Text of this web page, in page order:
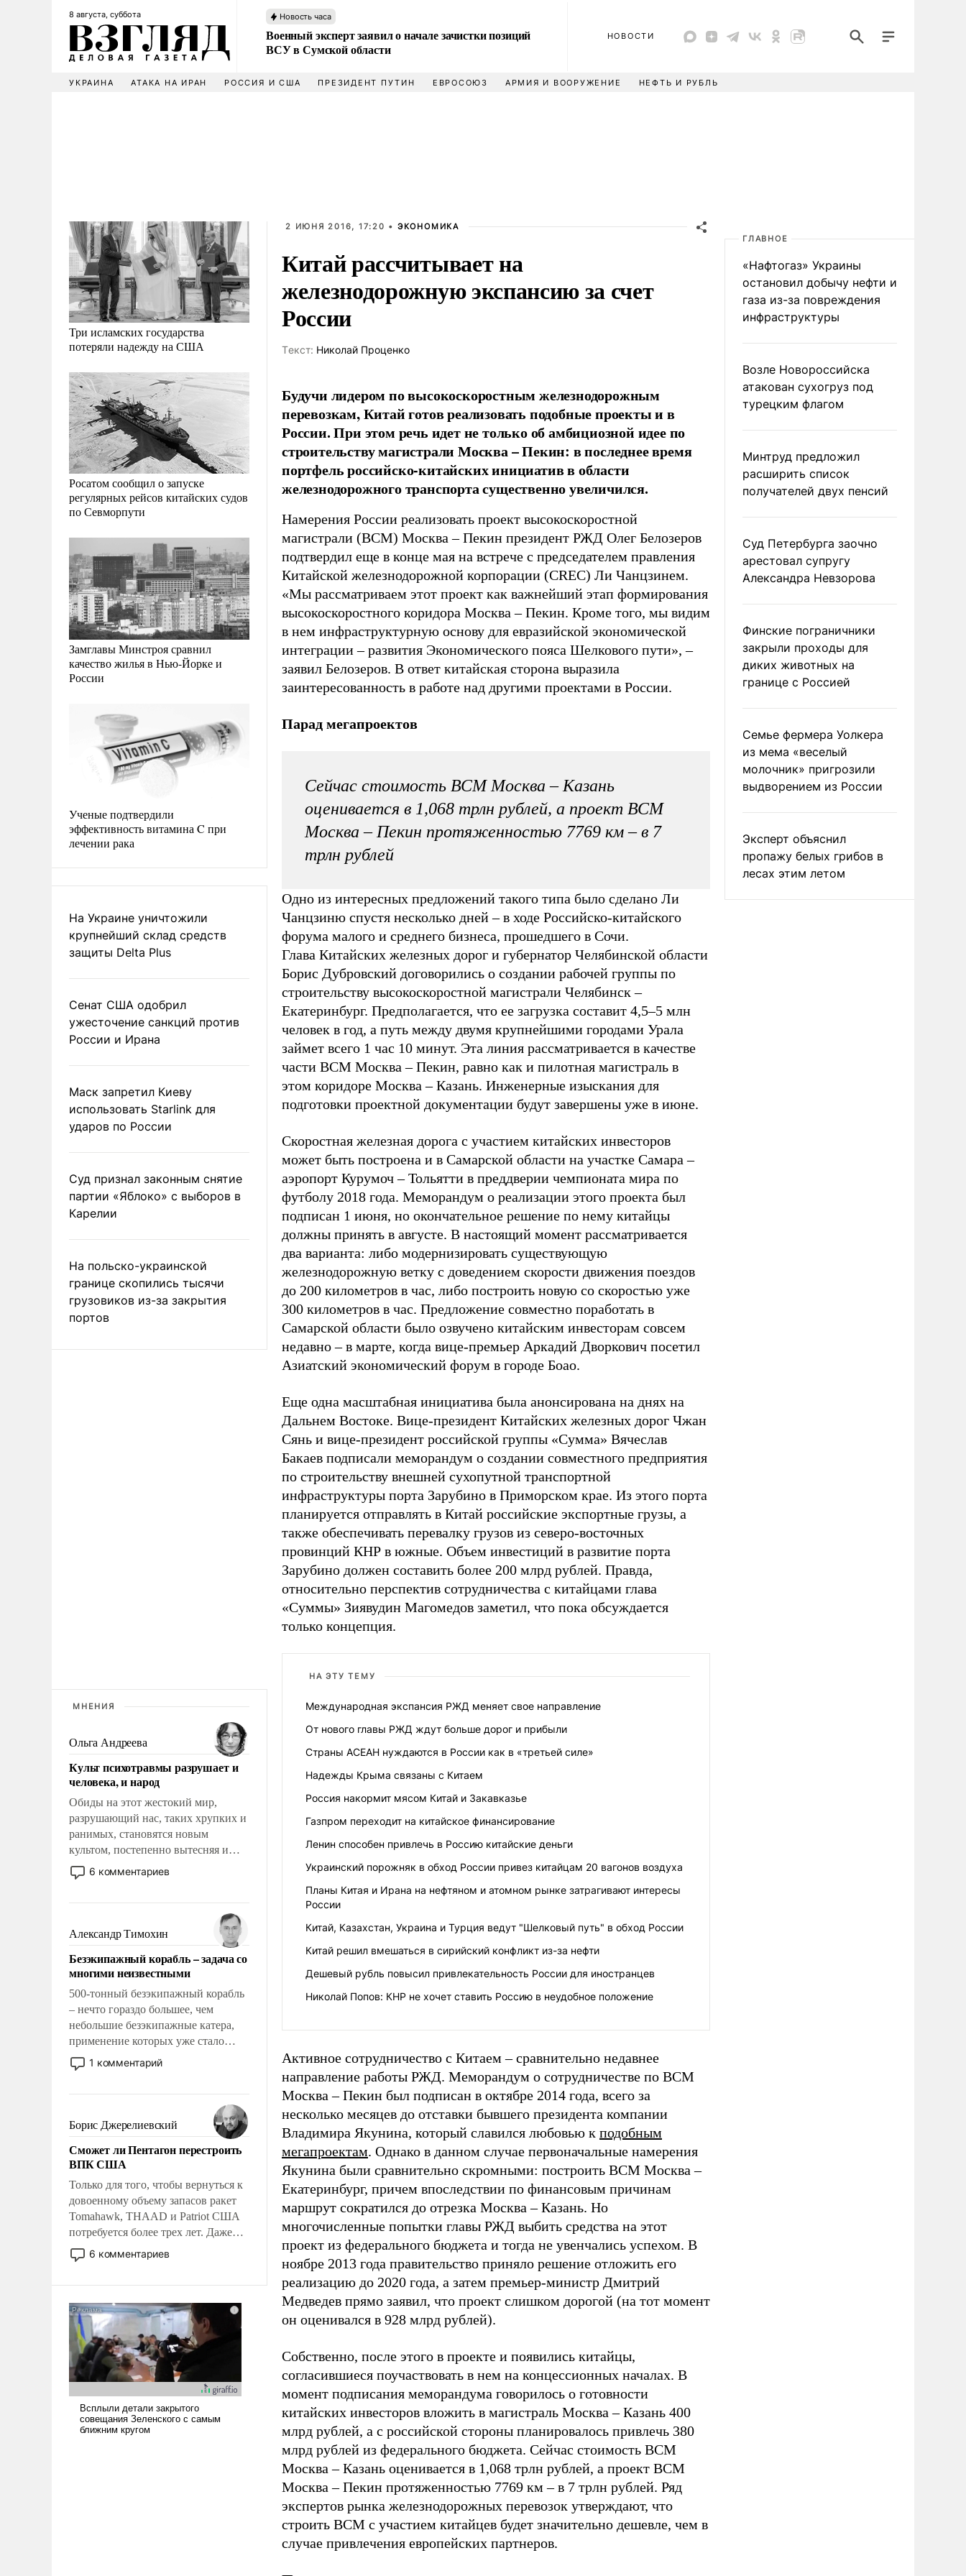
8 августа, суббота Новость часа
Военный эксперт заявил о начале зачистки позиций
ВСУ в Сумской области
НОВОСТИ
УКРАИНА АТАКА НА ИРАН РОССИЯ И США ПРЕЗИДЕНТ ПУТИН ЕВРОСОЮЗ АРМИЯ И ВООРУЖЕНИЕ НЕФТЬ И РУБЛЬ
Три исламских государства
потеряли надежду на США
Росатом сообщил о запуске
регулярных рейсов китайских судов
по Севморпути
Замглавы Минстроя сравнил
качество жилья в Нью-Йорке и
России
Ученые подтвердили
эффективность витамина C при
лечении рака
На Украине уничтожили
крупнейший склад средств
защиты Delta Plus
Сенат США одобрил
ужесточение санкций против
России и Ирана
Маск запретил Киеву
использовать Starlink для
ударов по России
Суд признал законным снятие
партии «Яблоко» с выборов в
Карелии
На польско-украинской
границе скопились тысячи
грузовиков из-за закрытия
портов
МНЕНИЯ
Ольга Андреева
Культ психотравмы разрушает и
человека, и народ
Обиды на этот жестокий мир,
разрушающий нас, таких хрупких и
ранимых, становятся новым
культом, постепенно вытесняя и
отменяя традиционное требование к
человеку – быть мужественным и
на себя ответственность, помогать
слабым, идти вперед и
адаптироваться.
6 комментариев
Александр Тимохин
Безэкипажный корабль – задача со
многими неизвестными
500-тонный безэкипажный корабль
– нечто гораздо большее, чем
небольшие безэкипажные катера,
применение которых уже стало
обыденностью. Задача по созданию
такого корабля очень сложна и
реализация радикально поднимет
наши боевые возможности.
1 комментарий
Борис Джерелиевский
Сможет ли Пентагон перестроить
ВПК США
Только для того, чтобы вернуться к
довоенному объему запасов ракет
Tomahawk, THAAD и Patriot США
потребуется более трех лет. Даже
небольшая война с Ираном
опустошила американские
уязвимости США, например, перед
Китаем.
6 комментариев
2 ИЮНЯ 2016, 17:20 • ЭКОНОМИКА
Китай рассчитывает на
железнодорожную экспансию за счет
России
Tекст: Николай Проценко
Будучи лидером по высокоскоростным железнодорожным
перевозкам, Китай готов реализовать подобные проекты и в
России. При этом речь идет не только об амбициозной идее по
строительству магистрали Москва – Пекин: в последнее время
портфель российско-китайских инициатив в области
железнодорожного транспорта существенно увеличился.
Намерения России реализовать проект высокоскоростной
магистрали (ВСМ) Москва – Пекин президент РЖД Олег Белозеров
подтвердил еще в конце мая на встрече с председателем правления
Китайской железнодорожной корпорации (CREC) Ли Чанцзинем.
«Мы рассматриваем этот проект как важнейший этап формирования
высокоскоростного коридора Москва – Пекин. Кроме того, мы видим
в нем инфраструктурную основу для евразийской экономической
интеграции – развития Экономического пояса Шелкового пути», –
заявил Белозеров. В ответ китайская сторона выразила
заинтересованность в работе над другими проектами в России.
Парад мегапроектов
Сейчас стоимость ВСМ Москва – Казань
оценивается в 1,068 трлн рублей, а проект ВСМ
Москва – Пекин протяженностью 7769 км – в 7
трлн рублей
Одно из интересных предложений такого типа было сделано Ли
Чанцзиню спустя несколько дней – в ходе Российско-китайского
форума малого и среднего бизнеса, прошедшего в Сочи.
Глава Китайских железных дорог и губернатор Челябинской области
Борис Дубровский договорились о создании рабочей группы по
строительству высокоскоростной магистрали Челябинск –
Екатеринбург. Предполагается, что ее загрузка составит 4,5–5 млн
человек в год, а путь между двумя крупнейшими городами Урала
займет всего 1 час 10 минут. Эта линия рассматривается в качестве
части ВСМ Москва – Пекин, равно как и пилотная магистраль в
этом коридоре Москва – Казань. Инженерные изыскания для
подготовки проектной документации будут завершены уже в июне.
Скоростная железная дорога с участием китайских инвесторов
может быть построена и в Самарской области на участке Самара –
аэропорт Курумоч – Тольятти в преддверии чемпионата мира по
футболу 2018 года. Меморандум о реализации этого проекта был
подписан 1 июня, но окончательное решение по нему китайцы
должны принять в августе. В настоящий момент рассматривается
два варианта: либо модернизировать существующую
железнодорожную ветку с доведением скорости движения поездов
до 200 километров в час, либо построить новую со скоростью уже
300 километров в час. Предложение совместно поработать в
Самарской области было озвучено китайским инвесторам совсем
недавно – в марте, когда вице-премьер Аркадий Дворкович посетил
Азиатский экономический форум в городе Боао.
Еще одна масштабная инициатива была анонсирована на днях на
Дальнем Востоке. Вице-президент Китайских железных дорог Чжан
Сянь и вице-президент российской группы «Сумма» Вячеслав
Бакаев подписали меморандум о создании совместного предприятия
по строительству внешней сухопутной транспортной
инфраструктуры порта Зарубино в Приморском крае. Из этого порта
планируется отправлять в Китай российские экспортные грузы, а
также обеспечивать перевалку грузов из северо-восточных
провинций КНР в южные. Объем инвестиций в развитие порта
Зарубино должен составить более 200 млрд рублей. Правда,
относительно перспектив сотрудничества с китайцами глава
«Суммы» Зиявудин Магомедов заметил, что пока обсуждается
только концепция.
НА ЭТУ ТЕМУ
Международная экспансия РЖД меняет свое направление
От нового главы РЖД ждут больше дорог и прибыли
Страны АСЕАН нуждаются в России как в «третьей силе»
Надежды Крыма связаны с Китаем
Россия накормит мясом Китай и Закавказье
Газпром переходит на китайское финансирование
Ленин способен привлечь в Россию китайские деньги
Украинский порожняк в обход России привез китайцам 20 вагонов воздуха
Планы Китая и Ирана на нефтяном и атомном рынке затрагивают интересы
России
Китай, Казахстан, Украина и Турция ведут "Шелковый путь" в обход России
Китай решил вмешаться в сирийский конфликт из-за нефти
Дешевый рубль повысил привлекательность России для иностранцев
Николай Попов: КНР не хочет ставить Россию в неудобное положение
Активное сотрудничество с Китаем – сравнительно недавнее
направление работы РЖД. Меморандум о сотрудничестве по ВСМ
Москва – Пекин был подписан в октябре 2014 года, всего за
несколько месяцев до отставки бывшего президента компании
Владимира Якунина, который славился любовью к подобным
мегапроектам. Однако в данном случае первоначальные намерения
Якунина были сравнительно скромными: построить ВСМ Москва –
Екатеринбург, причем впоследствии по финансовым причинам
маршрут сократился до отрезка Москва – Казань. Но
многочисленные попытки главы РЖД выбить средства на этот
проект из федерального бюджета и тогда не увенчались успехом. В
ноябре 2013 года правительство приняло решение отложить его
реализацию до 2020 года, а затем премьер-министр Дмитрий
Медведев прямо заявил, что проект слишком дорогой (на тот момент
он оценивался в 928 млрд рублей).
Собственно, после этого в проекте и появились китайцы,
согласившиеся поучаствовать в нем на концессионных началах. В
момент подписания меморандума говорилось о готовности
китайских инвесторов вложить в магистраль Москва – Казань 400
млрд рублей, а с российской стороны планировалось привлечь 380
млрд рублей из федерального бюджета. Сейчас стоимость ВСМ
Москва – Казань оценивается в 1,068 трлн рублей, а проект ВСМ
Москва – Пекин протяженностью 7769 км – в 7 трлн рублей. Ряд
экспертов рынка железнодорожных перевозок утверждают, что
строить ВСМ с участием китайцев будет значительно дешевле, чем в
случае привлечения европейских партнеров.
ГЛАВНОЕ
«Нафтогаз» Украины
остановил добычу нефти и
газа из-за повреждения
инфраструктуры
Возле Новороссийска
атакован сухогруз под
турецким флагом
Минтруд предложил
расширить список
получателей двух пенсий
Суд Петербурга заочно
арестовал супругу
Александра Невзорова
Финские пограничники
закрыли проходы для
диких животных на
границе с Россией
Семье фермера Уолкера
из мема «веселый
молочник» пригрозили
выдворением из России
Эксперт объяснил
пропажу белых грибов в
лесах этим летом